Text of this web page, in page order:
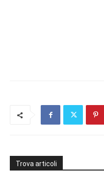
Trova articoli